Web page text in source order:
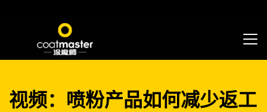
视频：喷粉产品如何减少返工